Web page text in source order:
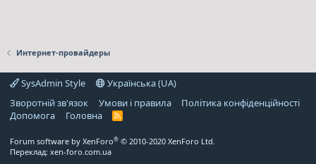
Интернет-провайдеры
SysAdmin Style
Українська (UA)
Зворотній зв'язок
Умови і правила
Політика конфіденційності
Дoпoмoга
Головна
R
Forum software by XenForo® © 2010-2020 XenForo Ltd.
Переклад: xen-foro.com.ua